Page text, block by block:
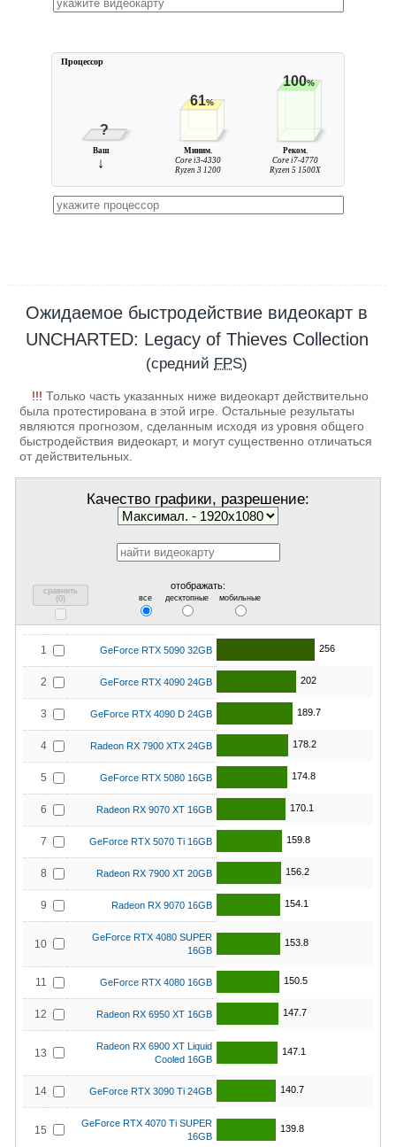
?
61%
100%
Ваш
↓
Миним.
Core i3-4330
Ryzen 3 1200
Реком.
Core i7-4770
Ryzen 5 1500X
Процессор
Ожидаемое быстродействие видеокарт в
UNCHARTED: Legacy of Thieves Collection
(средний FPS)
!!! Только часть указанных ниже видеокарт действительно
была протестирована в этой игре. Остальные результаты
являются прогнозом, сделанным исходя из уровня общего
быстродействия видеокарт, и могут существенно отличаться
от действительных.
Качество графики, разрешение:
сравнить
(0)
отображать:
все десктопные мобильные
1 GeForce RTX 5090 32GB 256
2 GeForce RTX 4090 24GB 202
3 GeForce RTX 4090 D 24GB 189.7
4 Radeon RX 7900 XTX 24GB 178.2
5 GeForce RTX 5080 16GB 174.8
6 Radeon RX 9070 XT 16GB 170.1
7 GeForce RTX 5070 Ti 16GB 159.8
8 Radeon RX 7900 XT 20GB 156.2
9 Radeon RX 9070 16GB 154.1
10
GeForce RTX 4080 SUPER
16GB
153.8
11 GeForce RTX 4080 16GB 150.5
12 Radeon RX 6950 XT 16GB 147.7
13
Radeon RX 6900 XT Liquid
Cooled 16GB
147.1
14 GeForce RTX 3090 Ti 24GB 140.7
15
GeForce RTX 4070 Ti SUPER
16GB
139.8